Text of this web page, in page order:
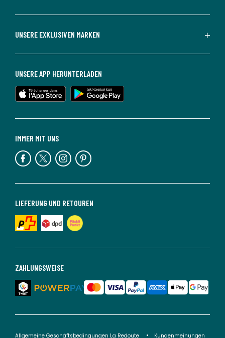
UNSERE EXKLUSIVEN MARKEN
ZAHLUNGSWEISE
LIEFERUNG UND RETOUREN
IMMER MIT UNS
UNSERE APP HERUNTERLADEN
Allgemeine Geschäftsbedingungen La Redoute Kundenmeinungen